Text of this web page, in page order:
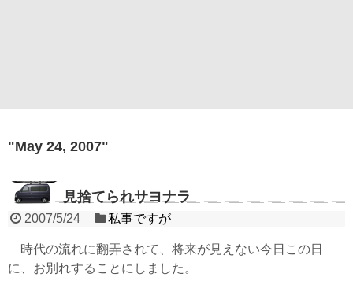
"May 24, 2007"
見捨てられサヨナラ
2007/5/24 私事ですが
時代の流れに翻弄されて、将来が見えない今日この日
に、お別れすることにしました。